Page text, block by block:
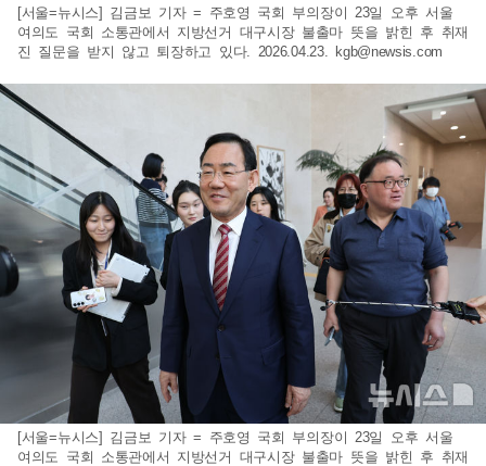
[서울=뉴시스] 김금보 기자 = 주호영 국회 부의장이 23일 오후 서울
여의도 국회 소통관에서 지방선거 대구시장 불출마 뜻을 밝힌 후 취재
진 질문을 받지 않고 퇴장하고 있다. 2026.04.23. kgb@newsis.com
[서울=뉴시스] 김금보 기자 = 주호영 국회 부의장이 23일 오후 서울
여의도 국회 소통관에서 지방선거 대구시장 불출마 뜻을 밝힌 후 취재